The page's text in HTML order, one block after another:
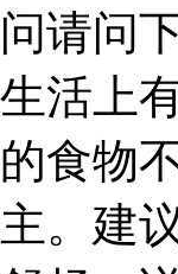
问请问
生活上
的食物
主。建